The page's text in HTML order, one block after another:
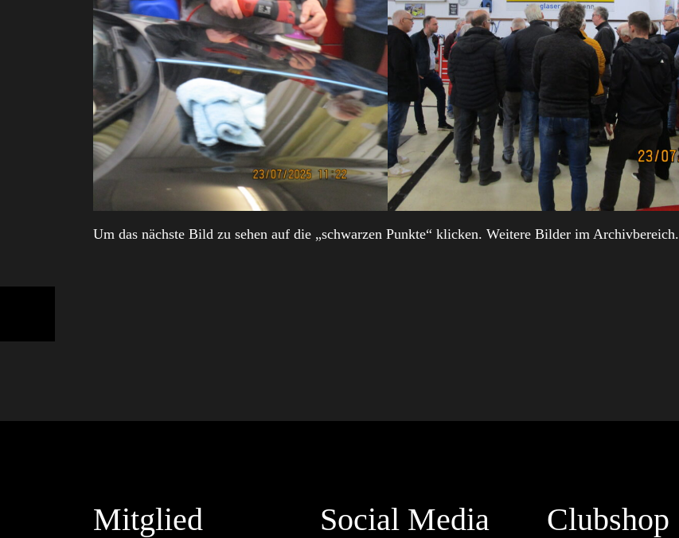
Um das nächste Bild zu sehen auf die „schwarzen Punkte“ klicken. Weitere Bilder im Archivbereich.
Mitglied
Social Media Clubshop